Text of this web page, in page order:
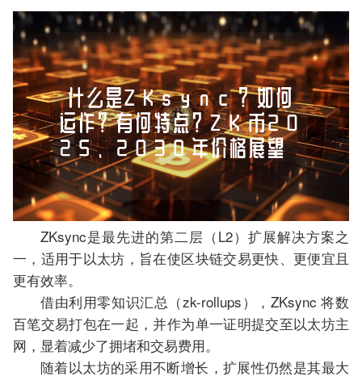
ZKsync是最先进的第二层（L2）扩展解决方案之
一，适用于以太坊，旨在使区块链交易更快、更便宜且
更有效率。
借由利用零知识汇总（zk-rollups），ZKsync 将数
百笔交易打包在一起，并作为单一证明提交至以太坊主
网，显着减少了拥堵和交易费用。
随着以太坊的采用不断增长，扩展性仍然是其最大